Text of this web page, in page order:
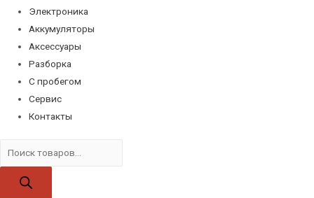
Электроника
Аккумуляторы
Аксессуары
Разборка
С пробегом
Сервис
Контакты
товаров